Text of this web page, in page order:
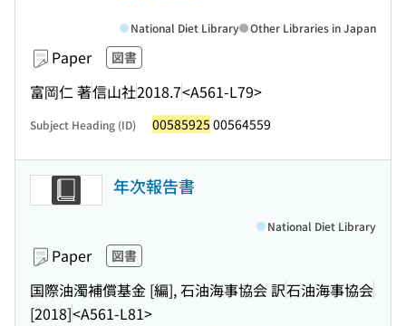
Paper 図書
富岡仁 著信山社2018.7<A561-L79>
National Diet Library Other Libraries in Japan
Subject Heading (ID) 00585925 00564559
年次報告書
Paper 図書
国際油濁補償基金 [編], 石油海事協会 訳石油海事協会
[2018]<A561-L81>
National Diet Library